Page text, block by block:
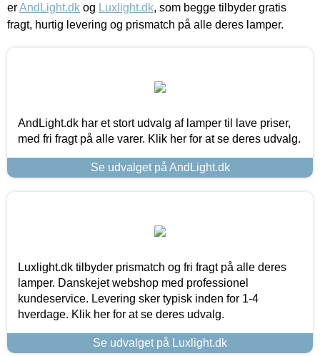
erAndLight.dk og Luxlight.dk, som begge tilbyder gratis
fragt, hurtig levering og prismatch på alle deres lamper.
AndLight.dk har et stort udvalg af lamper til lave priser,
med fri fragt på alle varer. Klik her for at se deres udvalg.
Se udvalget på AndLight.dk
Luxlight.dk tilbyder prismatch og fri fragt på alle deres
lamper. Danskejet webshop med professionel
kundeservice. Levering sker typisk inden for 1-4
hverdage. Klik her for at se deres udvalg.
Se udvalget på Luxlight.dk